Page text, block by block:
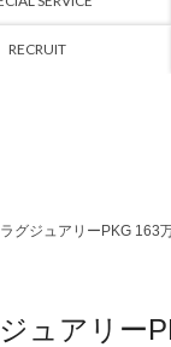
RECRUIT
グジュアリーPKG 163
ュアリー